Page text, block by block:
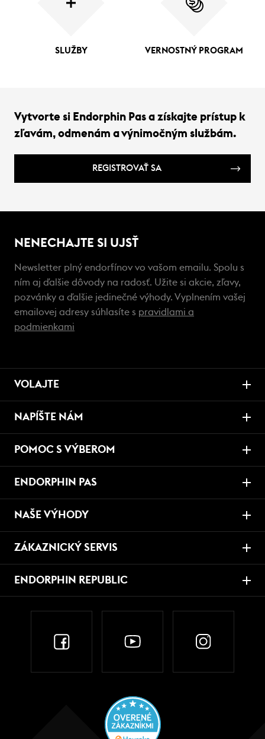
SLUŽBY VERNOSTNÝ PROGRAM
Vytvorte si Endorphin Pas a získajte prístup k
zľavám, odmenám a výnimočným službám.
REGISTROVAŤ SA
NENECHAJTE SI UJSŤ
Newsletter plný endorfínov vo vašom emailu. Spolu s
ním aj ďalšie dôvody na radosť. Užite si akcie, zľavy,
pozvánky a ďalšie jedinečné výhody. Vyplnením vašej
emailovej adresy súhlasíte s pravidlami a
podmienkami
VOLAJTE
NAPÍŠTE NÁM
POMOC S VÝBEROM
ENDORPHIN PAS
NAŠE VÝHODY
ZÁKAZNICKÝ SERVIS
ENDORPHIN REPUBLIC